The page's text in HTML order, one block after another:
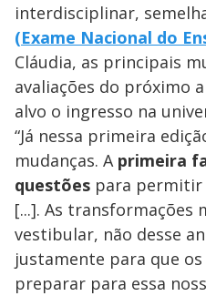
interdisciplinar,
(Exame Nacional do
Cláudia, as principais
avaliações do próximo
alvo o ingresso na
“Já nessa primeira
mudanças. Aprimeira
questões para
[...]. As transformações
vestibular, não desse
justamente para que
preparar para essa